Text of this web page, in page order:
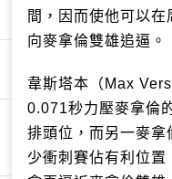
間，因而使他可以
向麥拿倫雙雄追逼。
韋斯塔本（Max
0.071秒力壓麥拿倫
排頭位，而另一麥拿
少衝刺賽佔有利位置